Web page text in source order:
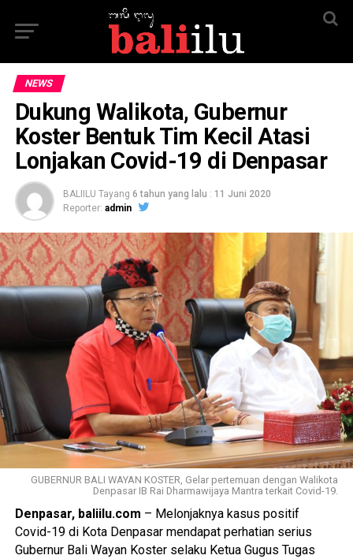
NEWS
Dukung Walikota, Gubernur
Koster Bentuk Tim Kecil Atasi
Lonjakan Covid-19 di Denpasar
BALIILU Tayang 6 tahun yang lalu : 11 Juni 2020
Reporter: admin
GUBERNUR BALI WAYAN KOSTER, Gelar pertemuan dengan Walikota
Denpasar IB Rai Dharmawijaya Mantra terkait Covid-19.
Denpasar, baliilu.com – Melonjaknya kasus positif
Covid-19 di Kota Denpasar mendapat perhatian serius
Gubernur Bali Wayan Koster selaku Ketua Gugus Tugas